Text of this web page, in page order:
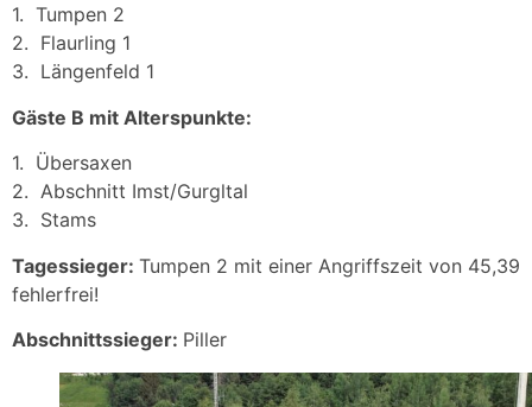
1. Tumpen 2
2. Flaurling 1
3. Längenfeld 1
Gäste B mit Alterspunkte:
1. Übersaxen
2. Abschnitt Imst/Gurgltal
3. Stams
Tagessieger: Tumpen 2 mit einer Angriffszeit von 45,39
fehlerfrei!
Abschnittssieger: Piller